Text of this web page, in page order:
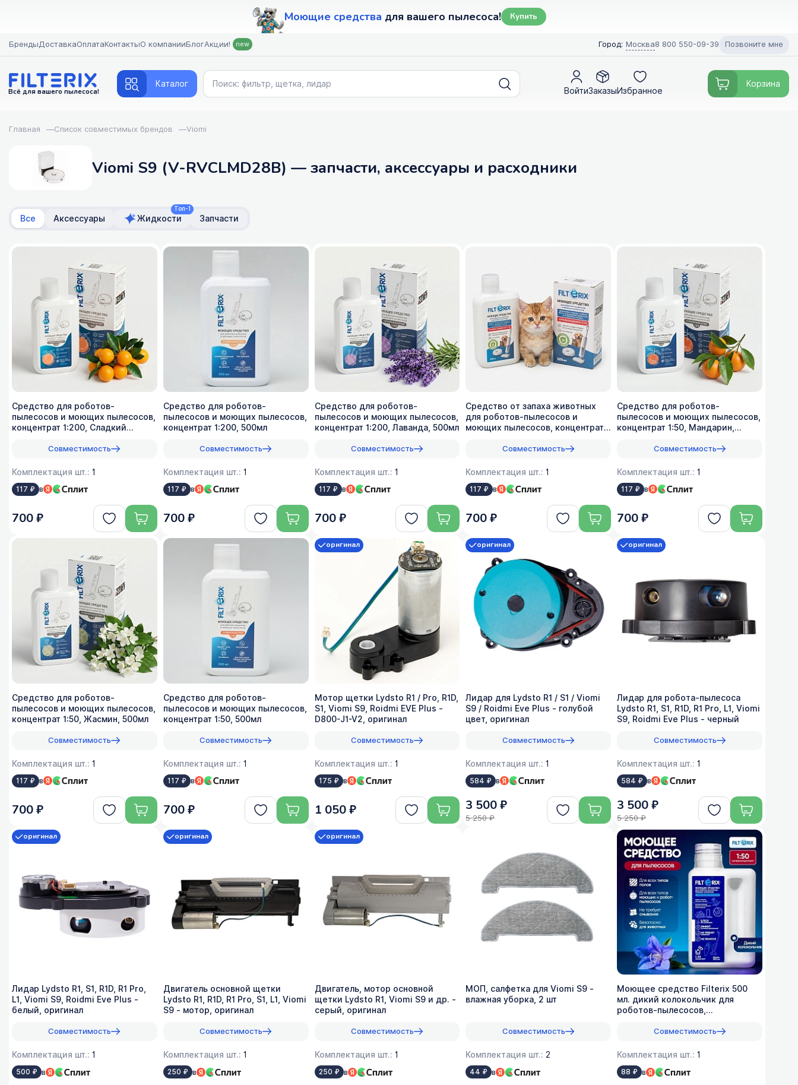
Моющие средства для вашего пылесоса! Купить
БрендыДоставкаОплатаКонтактыО компанииБлогАкции! new Город: Москва8 800 550-09-39 Позвоните мне
Всё для вашего пылесоса!
Каталог
ВойтиЗаказыИзбранное
Корзина
Главная —Список совместимых брендов —Viomi
Viomi S9 (V-RVCLMD28B) — запчасти, аксессуары и расходники
Все Аксессуары
Топ-1
Жидкости Запчасти
Средство для роботов-
пылесосов и моющих пылесосов,
концентрат 1:200, Сладкий
Совместимость
Комплектация шт.: 1
117 ₽ в
700 ₽
Средство для роботов-
пылесосов и моющих пылесосов,
концентрат 1:200, 500мл
Совместимость
Комплектация шт.: 1
117 ₽ в
700 ₽
Средство для роботов-
пылесосов и моющих пылесосов,
концентрат 1:200, Лаванда, 500мл
Совместимость
Комплектация шт.: 1
117 ₽ в
700 ₽
Средство от запаха животных
для роботов-пылесосов и
моющих пылесосов, концентрат
Совместимость
Комплектация шт.:1
117 ₽ в
700 ₽
Средство для роботов-
пылесосов и моющих пылесосов,
концентрат 1:50, Мандарин,
Совместимость
Комплектация шт.:1
117 ₽ в
700 ₽
Средство для роботов-
пылесосов и моющих пылесосов,
концентрат 1:50, Жасмин, 500мл
Совместимость
Комплектация шт.: 1
117 ₽ в
700 ₽
Средство для роботов-
пылесосов и моющих пылесосов,
концентрат 1:50, 500мл
Совместимость
Комплектация шт.: 1
117 ₽ в
700 ₽
Мотор щетки Lydsto R1 / Pro, R1D,
S1, Viomi S9, Roidmi EVE Plus -
D800-J1-V2, оригинал
Совместимость
Комплектация шт.: 1
175 ₽ в
оригинал
1 050 ₽
Лидар для Lydsto R1 / S1 / Viomi
S9 / Roidmi Eve Plus - голубой
цвет, оригинал
Совместимость
Комплектация шт.:1
584 ₽ в
оригинал
3 500 ₽
5 250 ₽
Лидар для робота-пылесоса
Lydsto R1, S1, R1D, R1 Pro, L1, Viomi
S9, Roidmi Eve Plus - черный
Совместимость
Комплектация шт.:1
584 ₽ в
оригинал
3 500 ₽
5 250 ₽
Лидар Lydsto R1, S1, R1D, R1 Pro,
L1, Viomi S9, Roidmi Eve Plus -
белый, оригинал
Совместимость
Комплектация шт.: 1
500 ₽ в
оригинал
Двигатель основной щетки
Lydsto R1, R1D, R1 Pro, S1, L1, Viomi
S9 - мотор, оригинал
Совместимость
Комплектация шт.: 1
250 ₽ в
оригинал
Двигатель, мотор основной
щетки Lydsto R1, Viomi S9 и др. -
серый, оригинал
Совместимость
Комплектация шт.: 1
250 ₽ в
оригинал
МОП, салфетка для Viomi S9 -
влажная уборка, 2 шт
Совместимость
Комплектация шт.:2
44 ₽ в
Моющее средство Filterix 500
мл. дикий колокольчик для
роботов-пылесосов,
Совместимость
Комплектация шт.:1
88 ₽ в